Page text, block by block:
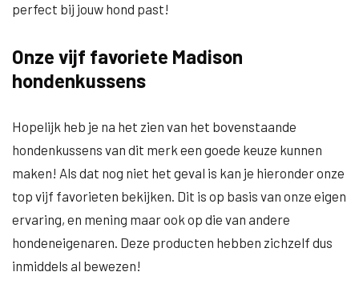
perfect bij jouw hond past!
Onze vijf favoriete Madison
hondenkussens
Hopelijk heb je na het zien van het bovenstaande
hondenkussens van dit merk een goede keuze kunnen
maken! Als dat nog niet het geval is kan je hieronder onze
top vijf favorieten bekijken. Dit is op basis van onze eigen
ervaring, en mening maar ook op die van andere
hondeneigenaren. Deze producten hebben zichzelf dus
inmiddels al bewezen!